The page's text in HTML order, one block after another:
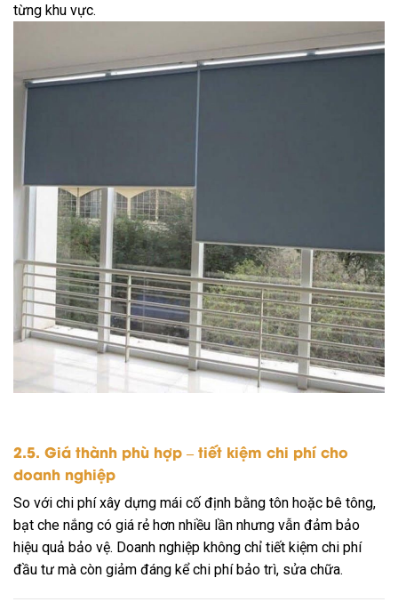
từng khu vực.
2.5. Giá thành phù hợp – tiết kiệm chi phí cho
doanh nghiệp
So với chi phí xây dựng mái cố định bằng tôn hoặc bê tông,
bạt che nắng có giá rẻ hơn nhiều lần nhưng vẫn đảm bảo
hiệu quả bảo vệ. Doanh nghiệp không chỉ tiết kiệm chi phí
đầu tư mà còn giảm đáng kể chi phí bảo trì, sửa chữa.